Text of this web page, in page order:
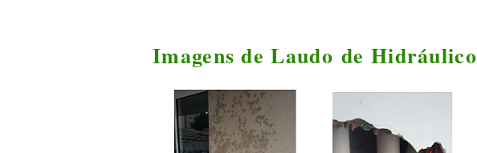
Imagens de Laudo de Hidráulico